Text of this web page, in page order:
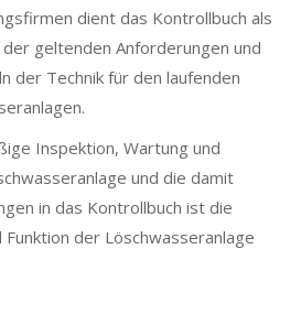
dient das Kontrollbuch als
geltenden Anforderungen und
der Technik für den laufenden
Inspektion, Wartung und
und die damit
in das Kontrollbuch ist die
der Löschwasseranlage